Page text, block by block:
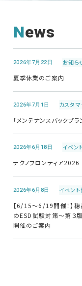
RF関
EMC
News
2026年7月22日 お知ら
夏季休業のご案内
2026年7月1日 カスタ
「メンテナンスパックプ
2026年6月18日 イベン
テクノフロンティア
2026年6月8日 イベン
【6/15～6/19開催！】
のESD試験対策～第３
開催のご案内